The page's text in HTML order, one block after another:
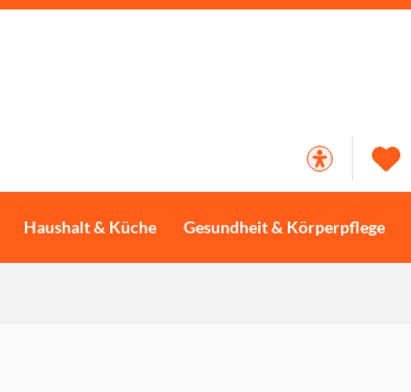
Haushalt & Küche Gesundheit & Körperpflege